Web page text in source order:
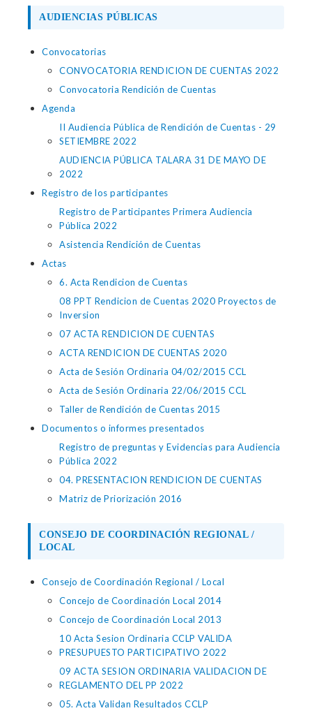
AUDIENCIAS PÚBLICAS
Convocatorias
CONVOCATORIA RENDICION DE CUENTAS 2022
Convocatoria Rendición de Cuentas
Agenda
II Audiencia Pública de Rendición de Cuentas - 29
SETIEMBRE 2022
AUDIENCIA PÚBLICA TALARA 31 DE MAYO DE
2022
Registro de los participantes
Registro de Participantes Primera Audiencia
Pública 2022
Asistencia Rendición de Cuentas
Actas
6. Acta Rendicion de Cuentas
08 PPT Rendicion de Cuentas 2020 Proyectos de
Inversion
07 ACTA RENDICION DE CUENTAS
ACTA RENDICION DE CUENTAS 2020
Acta de Sesión Ordinaria 04/02/2015 CCL
Acta de Sesión Ordinaria 22/06/2015 CCL
Taller de Rendición de Cuentas 2015
Documentos o informes presentados
Registro de preguntas y Evidencias para Audiencia
Pública 2022
04. PRESENTACION RENDICION DE CUENTAS
Matriz de Priorización 2016
CONSEJO DE COORDINACIÓN REGIONAL /
LOCAL
Consejo de Coordinación Regional / Local
Concejo de Coordinación Local 2014
Concejo de Coordinación Local 2013
10 Acta Sesion Ordinaria CCLP VALIDA
PRESUPUESTO PARTICIPATIVO 2022
09 ACTA SESION ORDINARIA VALIDACION DE
REGLAMENTO DEL PP 2022
05. Acta Validan Resultados CCLP